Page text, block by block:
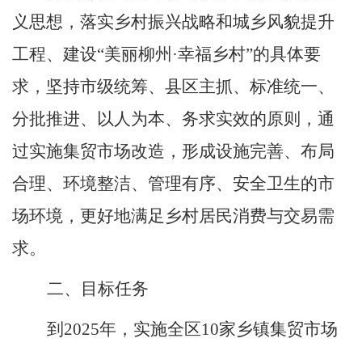
义思想，落实乡村振兴战略和城乡风貌提升
工程、建设“美丽柳州 ·幸福乡村”的具体要
求， 坚持市级统筹、县区主抓、标准统一、
分批推进、以人为本、务求实效的原则，通
过实施集贸市场改造，形成设施完善、布局
合理、环境整洁、管理有序、安全卫生的市
场环境，更好地满足乡村居民消费与交易需
求。
二、目标任务
到 2025年，实施全区10家乡镇集贸市场